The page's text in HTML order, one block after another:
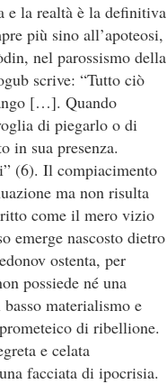
e la realtà è la definitiva
più sino all’apoteosi,
nel parossismo della
scrive: “Tutto ciò
[…]. Quando
di piegarlo o di
in sua presenza.
(6). Il compiacimento
ma non risulta
come il mero vizio
emerge nascosto dietro
ostenta, per
possiede né una
materialismo e
di ribellione.
e celata
facciata di ipocrisia.